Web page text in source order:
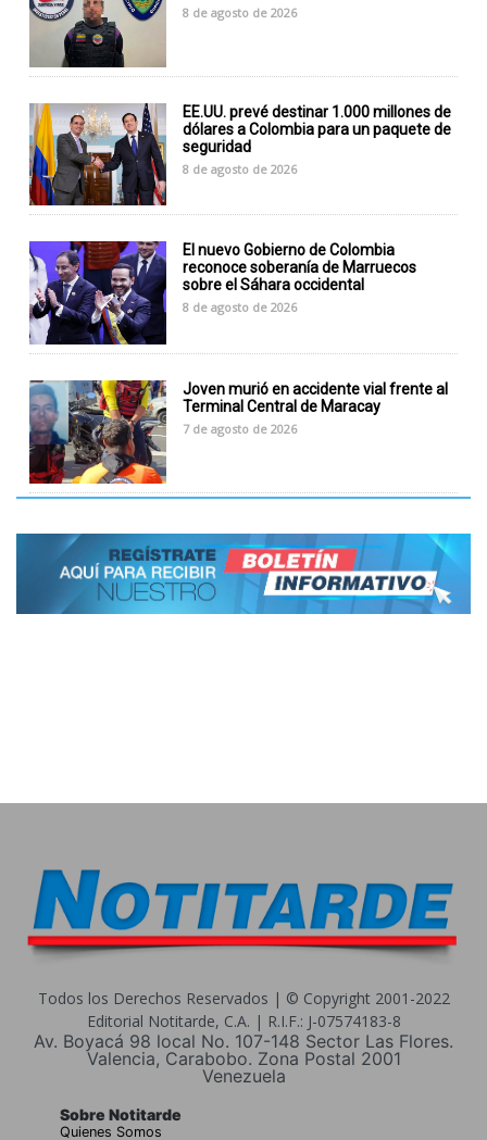
8 de agosto de 2026
EE.UU. prevé destinar 1.000 millones de
dólares a Colombia para un paquete de
seguridad
8 de agosto de 2026
El nuevo Gobierno de Colombia
reconoce soberanía de Marruecos
sobre el Sáhara occidental
8 de agosto de 2026
Joven murió en accidente vial frente al
Terminal Central de Maracay
7 de agosto de 2026
Todos los Derechos Reservados | © Copyright 2001-2022
Editorial Notitarde, C.A. | R.I.F.: J-07574183-8
Av. Boyacá 98 local No. 107-148 Sector Las Flores.
Valencia, Carabobo. Zona Postal 2001
Venezuela
Sobre Notitarde
Quienes Somos